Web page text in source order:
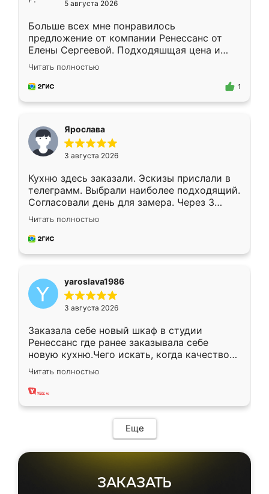
5 августа 2026
Больше всех мне понравилось
предложение от компании Ренессанс от
Елены Сергеевой. Подходяшщая цена и
короткие сроки изготовления. Приехавший
для замера сотрудник Владислав
предложил по моему эскизу самый
Читать полностью
1
Ярослава
3 августа 2026
Кухню здесь заказали. Эскизы прислали в
телеграмм. Выбрали наиболее подходящий.
Согласовали день для замера. Через 3
недели кухня была уже готова. Остались
довольны работой. Спасибо Ренессанс
мебель за качественную работу!
Читать полностью
yaroslava1986
3 августа 2026
Заказала себе новый шкаф в студии
Ренессанс где ранее заказывала себе
новую кухню.Чего искать, когда качеством
вполне довольна. Служит кухня уже почти
два года, нареканий нет.
Читать полностью
Еще
ЗАКАЗАТЬ